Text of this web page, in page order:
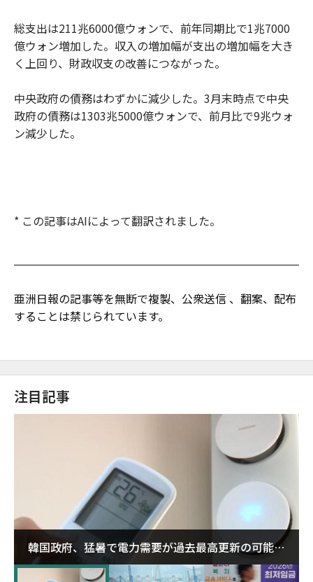
総支出は211兆6000億ウォンで、前年同期比で1兆7000
億ウォン増加した。収入の増加幅が支出の増加幅を大き
く上回り、財政収支の改善につながった。
中央政府の債務はわずかに減少した。3月末時点で中央
政府の債務は1303兆5000億ウォンで、前月比で9兆ウォ
ン減少した。
* この記事はAIによって翻訳されました。
亜洲日報の記事等を無断で複製、公衆送信 、翻案、配布
することは禁じられています。
注目記事
韓国政府、猛暑で電力需要が過去最高更新の可能性